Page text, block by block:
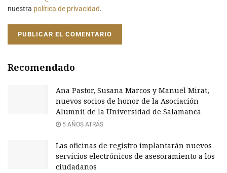
nuestra política de privacidad.
Recomendado
Ana Pastor, Susana Marcos y Manuel Mirat,
nuevos socios de honor de la Asociación
Alumnii de la Universidad de Salamanca
5 AÑOS ATRÁS
Las oficinas de registro implantarán nuevos
servicios electrónicos de asesoramiento a los
ciudadanos